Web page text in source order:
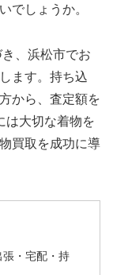
でしょうか。
、浜松市でお
ます。持ち込
から、査定額を
は大切な着物を
買取を成功に導
・宅配・持